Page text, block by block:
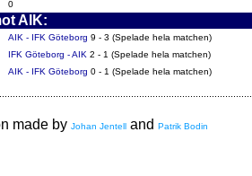
0
AIK:
AIK - IFK Göteborg 9 - 3 (Spelade hela matchen)
IFK Göteborg - AIK 2 - 1 (Spelade hela matchen)
AIK - IFK Göteborg 0 - 1 (Spelade hela matchen)
made by Johan Jentell and Patrik Bodin